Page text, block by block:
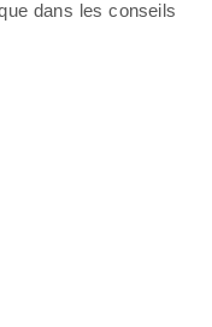
dans les conseils